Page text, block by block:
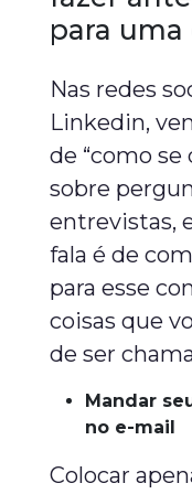
para
Nas redes
Linkedin,
de “como
sobre
entrevistas,
fala é de
para esse
coisas que
de ser
Mandar
no e-mail
Colocar